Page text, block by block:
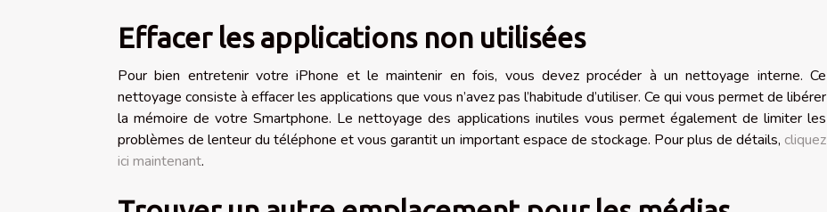
Effacer les applications non utilisées
Pour bien entretenir votre iPhone et le maintenir en fois, vous devez procéder à un nettoyage interne. Ce
nettoyage consiste à effacer les applications que vous n’avez pas l’habitude d’utiliser. Ce qui vous permet de libérer
la mémoire de votre Smartphone. Le nettoyage des applications inutiles vous permet également de limiter les
problèmes de lenteur du téléphone et vous garantit un important espace de stockage. Pour plus de détails, cliquez
ici maintenant.